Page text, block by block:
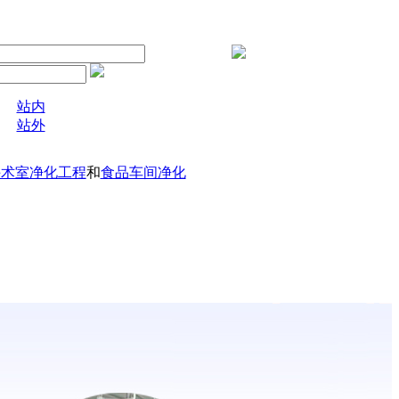
站内
站外
室净化工程和食品车间净化